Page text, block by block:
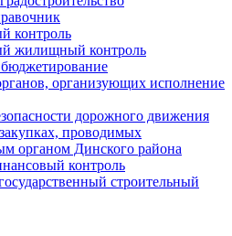
контроль
жилищный контроль
организующих исполнение
дорожного движения
проводимых
органом Динского района
контроль
строительный